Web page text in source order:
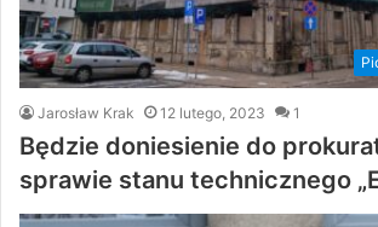
Jarosław Krak 12 lutego, 2023 1
Będzie doniesienie do
sprawie stanu technicznego